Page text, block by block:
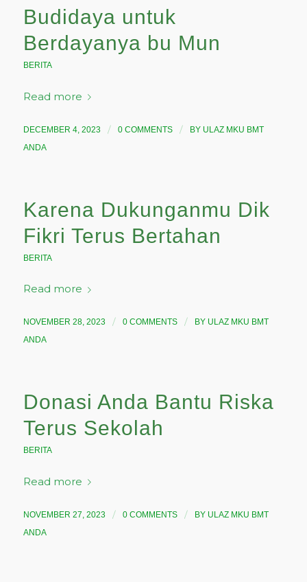
Budidaya untuk
Berdayanya bu Mun
BERITA
Read more
DECEMBER 4, 2023 / 0 COMMENTS / BY ULAZ MKU BMT
ANDA
Karena Dukunganmu Dik
Fikri Terus Bertahan
BERITA
Read more
NOVEMBER 28, 2023 / 0 COMMENTS / BY ULAZ MKU BMT
ANDA
Donasi Anda Bantu Riska
Terus Sekolah
BERITA
Read more
NOVEMBER 27, 2023 / 0 COMMENTS / BY ULAZ MKU BMT
ANDA